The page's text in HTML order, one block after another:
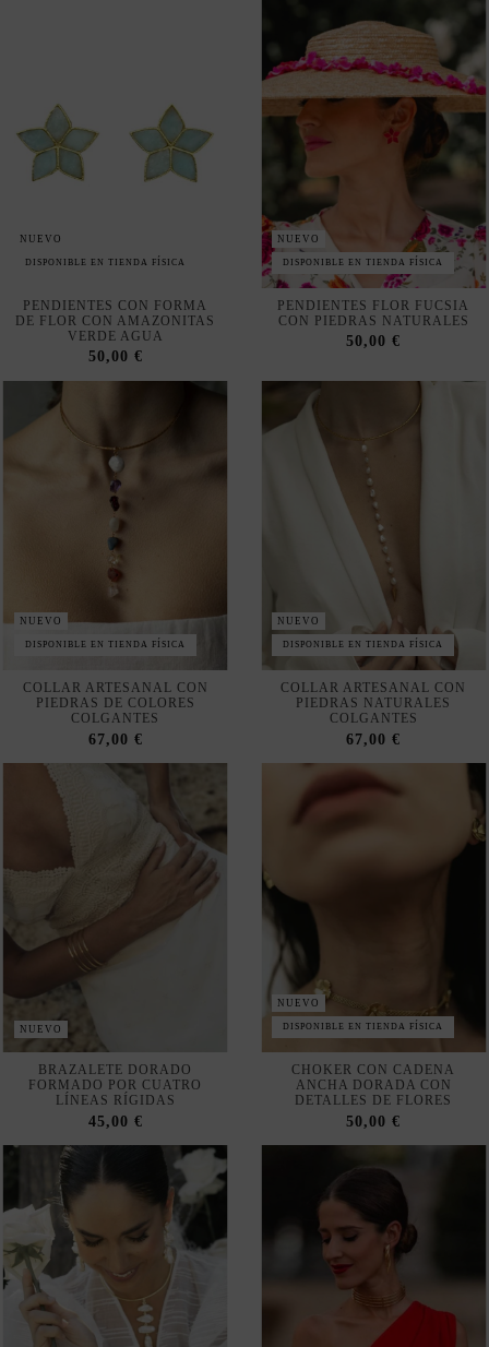
PENDIENTES CON FORMA
50,00 €
DISPONIBLE EN TIENDA FÍSICA
PENDIENTES FLOR FUCSIA
CON PIEDRAS NATURALES
50,00 €
DISPONIBLE EN TIENDA FÍSICA
COLLAR ARTESANAL CON
PIEDRAS DE COLORES
COLGANTES
67,00 €
DISPONIBLE EN TIENDA FÍSICA
COLLAR ARTESANAL CON
PIEDRAS NATURALES
COLGANTES
67,00 €
BRAZALETE DORADO
FORMADO POR CUATRO
LÍNEAS RÍGIDAS
45,00 €
DISPONIBLE EN TIENDA FÍSICA
CHOKER CON CADENA
ANCHA DORADA CON
DETALLES DE FLORES
50,00 €
NUEVO